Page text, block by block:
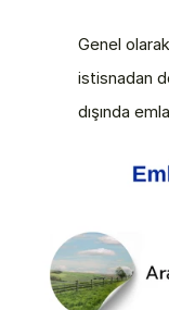
Genel
istisnadan
dışında